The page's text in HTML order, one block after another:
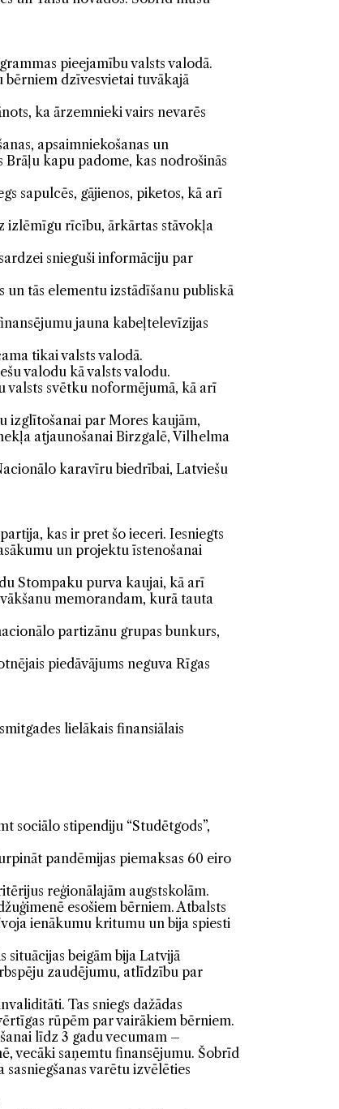
pieejamību valsts valodā.
bērniem dzīvesvietai tuvākajā
ka ārzemnieki vairs nevarēs
apsaimniekošanas un
kapu padome, kas nodrošinās
sapulcēs, gājienos, piketos, kā arī
izlēmīgu rīcību, ārkārtas stāvokļa
snieguši informāciju par
un tās elementu izstādīšanu publiskā
jauna kabeļtelevīzijas
tikai valsts valodā.
valodu kā valsts valodu.
valsts svētku noformējumā, kā arī
izglītošanai par Mores kaujām,
atjaunošanai Birzgalē, Vilhelma
karavīru biedrībai, Latviešu
kas ir pret šo ieceri. Iesniegts
un projektu īstenošanai
Stompaku purva kaujai, kā arī
memorandam, kurā tauta
partizānu grupas bunkurs,
piedāvājums neguva Rīgas
lielākais finansiālais
sociālo stipendiju “Studētgods”,
pandēmijas piemaksas 60 eiro
reģionālajām augstskolām.
esošiem bērniem. Atbalsts
ienākumu kritumu un bija spiesti
beigām bija Latvijā
zaudējumu, atlīdzību par
Tas sniegs dažādas
rūpēm par vairākiem bērniem.
līdz 3 gadu vecumam –
vecāki saņemtu finansējumu. Šobrīd
varētu izvēlēties